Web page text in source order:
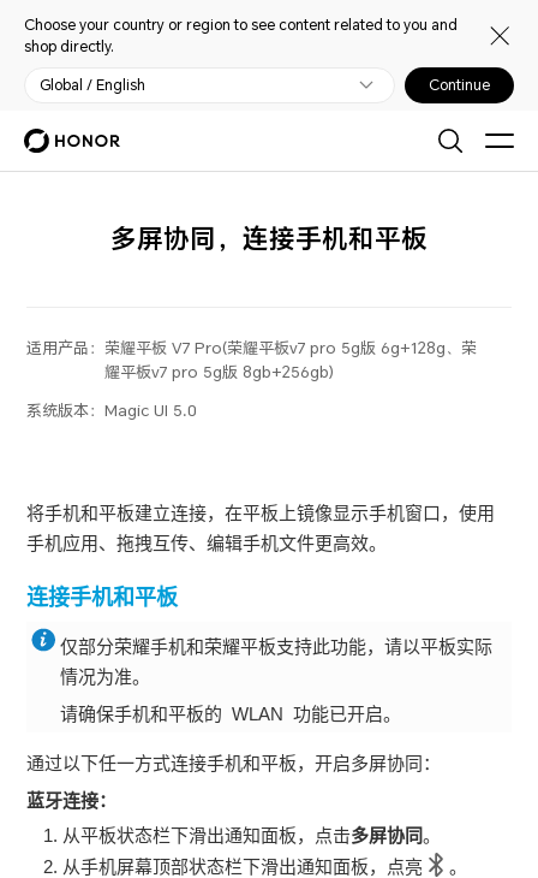
Choose your country or region to see content related to you and
shop directly.
Global / English Continue
多屏协同，连接手机和平板
适用产品： 荣耀平板 V7 Pro(荣耀平板v7 pro 5g版 6g+128g、荣
耀平板v7 pro 5g版 8gb+256gb)
系统版本：Magic UI 5.0
将手机和平板建立连接，在平板上镜像显示手机窗口，使用
手机应用、拖拽互传、编辑手机文件更高效。
连接手机和平板
仅部分荣耀手机和荣耀平板支持此功能，请以平板实际
情况为准。
请确保手机和平板的 WLAN 功能已开启。
通过以下任一方式连接手机和平板，开启多屏协同：
蓝牙连接：
从平板状态栏下滑出通知面板，点击多屏协同。
从手机屏幕顶部状态栏下滑出通知面板，点亮
。